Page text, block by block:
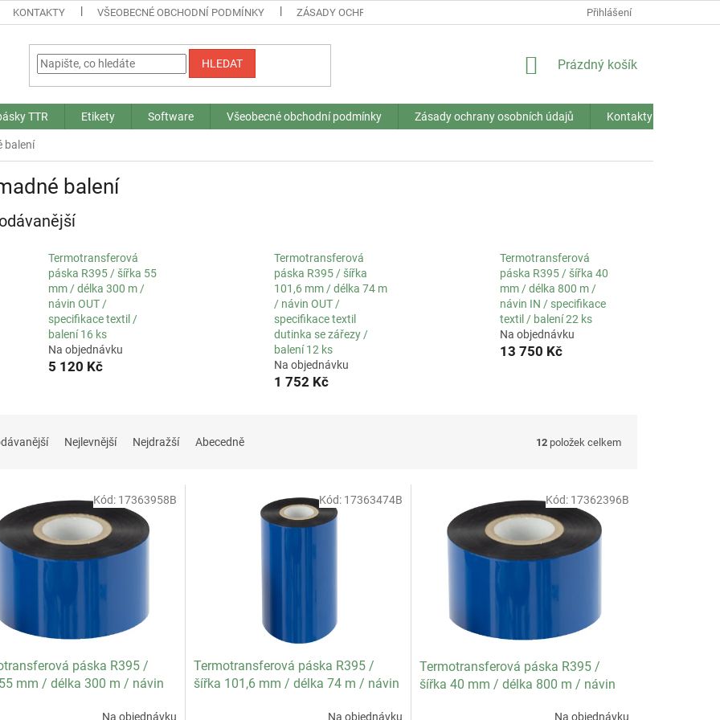
KONTAKTY VŠEOBECNÉ OBCHODNÍ PODMÍNKY ZÁSADY OCHRANY OSOBNÍCH ÚDAJŮ Přihlášení
HLEDAT
NÁKUPNÍ
Prázdný košík
TTR Etikety Software Všeobecné obchodní podmínky Zásady ochrany osobních údajů Kontakty
balení
balení
Termotransferová
páska R395 / šířka 55
mm / délka 300 m /
návin OUT /
specifikace textil /
balení 16 ks
Na objednávku
5 120 Kč
Termotransferová
páska R395 / šířka
101,6 mm / délka 74 m
/ návin OUT /
specifikace textil
dutinka se zářezy /
balení 12 ks
Na objednávku
1 752 Kč
Termotransferová
páska R395 / šířka 40
mm / délka 800 m /
návin IN / specifikace
textil / balení 22 ks
Na objednávku
13 750 Kč
Nejlevnější Nejdražší Abecedně 12 položek celkem
páska R395 /
mm / délka 300 m / návin
Na objednávku
Kód: 17363958B
Termotransferová páska R395 /
šířka 101,6 mm / délka 74 m / návin
Na objednávku
Kód: 17363474B
Termotransferová páska R395 /
šířka 40 mm / délka 800 m / návin
Na objednávku
Kód: 17362396B